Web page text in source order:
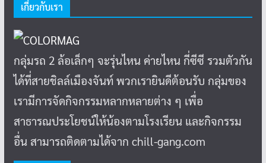
เกี่ยวกับเรา
กลุ่มรถ 2 ล้อเล็กๆ จะรุ่นไหน ค่ายไหน กี่ซีซี รวมตัวกัน
ได้ที่สายชิลล์เมืองจันท์ พวกเรายินดีต้อนรับ กลุ่มของ
เรามีการจัดกิจกรรมหลากหลายต่าง ๆ เพื่อ
สาธารณประโยชน์ให้น้องตามโรงเรียน และกิจกรรม
อื่น สามารถติดตามได้จาก chill-gang.com